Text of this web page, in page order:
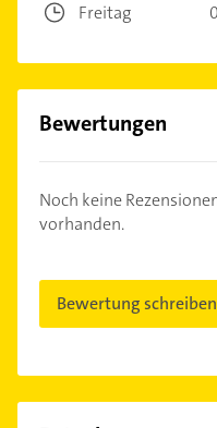
Freitag
Bewertungen
Noch keine
vorhanden.
Bewertung schreiben